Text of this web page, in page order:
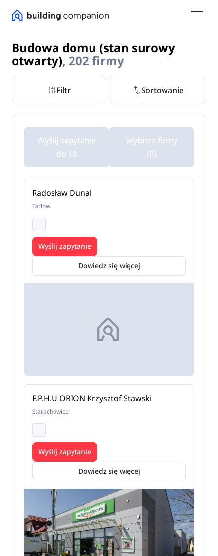
Budowa domu (stan surowy
otwarty), 202 firmy
Filtr Sortowanie
Wyślij zapytanie
do 10
Wybierz firmy
(0)
Radosław Dunal
Tarłów
Dowiedz się więcej
Wyślij zapytanie
P.P.H.U ORION Krzysztof Stawski
Starachowice
Dowiedz się więcej
Wyślij zapytanie